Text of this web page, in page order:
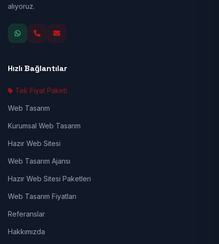
alıyoruz.
Hızlı Bağlantılar
Tek Fiyat Paketi
Web Tasarım
Kurumsal Web Tasarım
Hazır Web Sitesi
Web Tasarım Ajansı
Hazır Web Sitesi Paketleri
Web Tasarım Fiyatları
Referanslar
Hakkımızda